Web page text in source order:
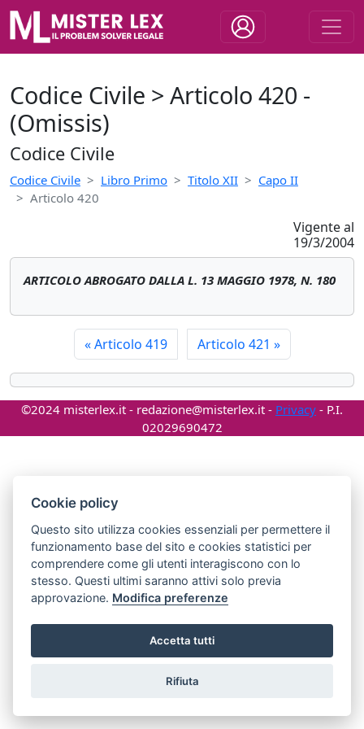
Codice Civile > Articolo 420 -
(Omissis)
Codice Civile
Codice Civile Libro Primo Titolo XII
Capo II
Articolo 420
Vigente al
19/3/2004
ARTICOLO ABROGATO DALLA L. 13 MAGGIO 1978, N. 180
«Articolo 419 Articolo 421 »
©2024 misterlex.it - redazione@misterlex.it - Privacy - P.I.
02029690472
Cookie policy
Questo sito utilizza cookies essenziali per permettere il
funzionamento base del sito e cookies statistici per
comprendere come gli utenti interagiscono con lo
stesso. Questi ultimi saranno attivi solo previa
approvazione. Modifica preferenze
Accetta tutti
Rifiuta